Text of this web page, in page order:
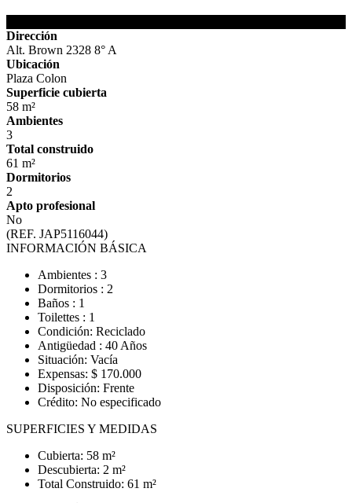
Dirección
Alt. Brown 2328 8° A
Ubicación
Plaza Colon
Superficie cubierta
58 m²
Ambientes
3
Total construido
61 m²
Dormitorios
2
Apto profesional
No
(REF. JAP5116044)
INFORMACIÓN BÁSICA
Ambientes : 3
Dormitorios : 2
Baños : 1
Toilettes : 1
Condición: Reciclado
Antigüedad : 40 Años
Situación: Vacía
Expensas: $ 170.000
Disposición: Frente
Crédito: No especificado
SUPERFICIES Y MEDIDAS
Cubierta: 58 m²
Descubierta: 2 m²
Total Construido: 61 m²